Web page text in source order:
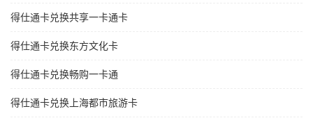
得仕通卡兑换共享一卡通卡
得仕通卡兑换东方文化卡
得仕通卡兑换畅购一卡通
得仕通卡兑换上海都市旅游卡